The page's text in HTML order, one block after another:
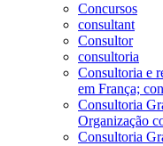
Concursos
consultant
Consultor
consultoria
Consultoria e
em França;
Consultoria
Organização
Consultoria